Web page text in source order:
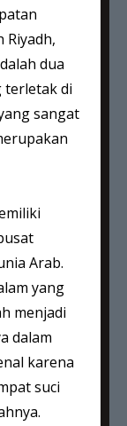
Riyadh,
dua
terletak di
sangat
Arab.
yang
menjadi
dalam
karena
suci